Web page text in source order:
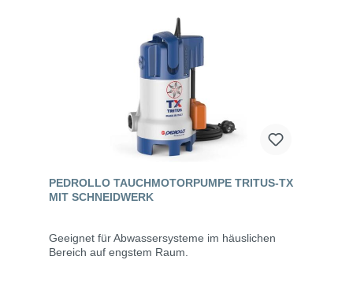
PEDROLLO TAUCHMOTORPUMPE TRITUS-TX
MIT SCHNEIDWERK
Geeignet für Abwassersysteme im häuslichen
Bereich auf engstem Raum.